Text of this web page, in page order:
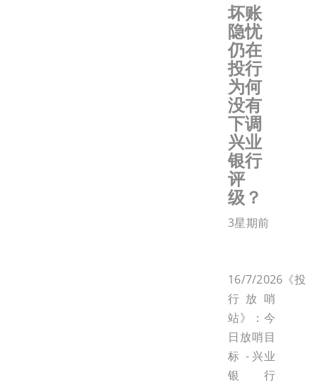
坏账
隐忧
仍在
投行
为何
没有
下调
兴业
银行
评
级？
3星期前
16/7/2026《投
行放哨
站》：今
日放哨目
标 - 兴业
银行